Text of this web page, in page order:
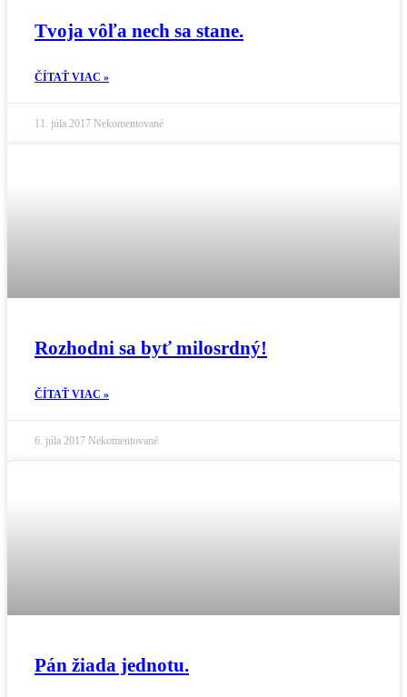
Tvoja vôľa nech sa stane.
ČÍTAŤ VIAC »
11. júla 2017 Nekomentované
Rozhodni sa byť milosrdný!
ČÍTAŤ VIAC »
6. júla 2017 Nekomentované
Pán žiada jednotu.